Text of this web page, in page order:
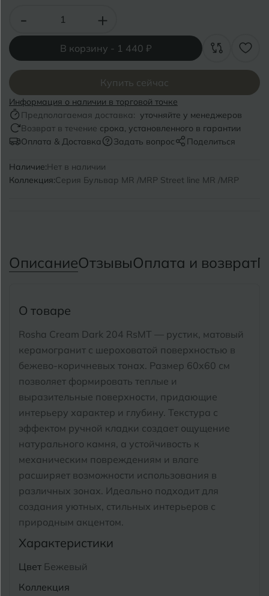
- +
В корзину - 1 440 ₽
Купить сейчас
Информация о наличии в торговой точке
Предполагаемая доставка: уточняйте у менеджеров
Возврат в течение срока, установленного в гарантии
Оплата & Доставка
Задать вопрос Поделиться
Наличие:Нет в наличии
Коллекция:Серия Бульвар MR /MRP Street line MR /MRP
ОписаниеОтзывыОплата и возврат
О товаре
Rosha Cream Dark 204 RsMT — рустик, матовый
керамогранит с шероховатой поверхностью в
бежево-коричневых тонах. Размер 60x60 см
позволяет формировать теплые и
выразительные поверхности, придающие
интерьеру характер и глубину. Текстура с
эффектом ручной кладки создает ощущение
натурального камня, а устойчивость к
механическим повреждениям и влаге
расширяет возможности использования в
различных зонах. Идеально подходит для
создания уютных, стильных интерьеров с
природным акцентом.
Характеристики
Цвет Бежевый
Коллекция
Волгодонск
Вологда
Воронеж
Воткинск
Г Геленджик
Екатеринбург
Иваново
Ижевск
Казань
Кемерово
Ковров
Кострома
Котлас
Курган
Курганинск
Магнитогорск
Сочи
Сыктывкар
Тимашевск
Томск
Тула
У Улан-Удэ
Ульяновск